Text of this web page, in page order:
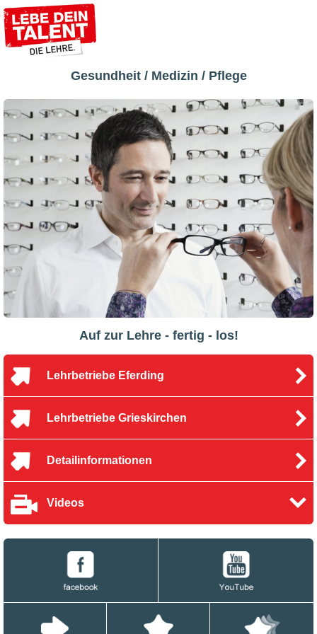
Gesundheit / Medizin / Pflege
Auf zur Lehre - fertig - los!
Lehrbetriebe Eferding
Lehrbetriebe Grieskirchen
Detailinformationen
Videos